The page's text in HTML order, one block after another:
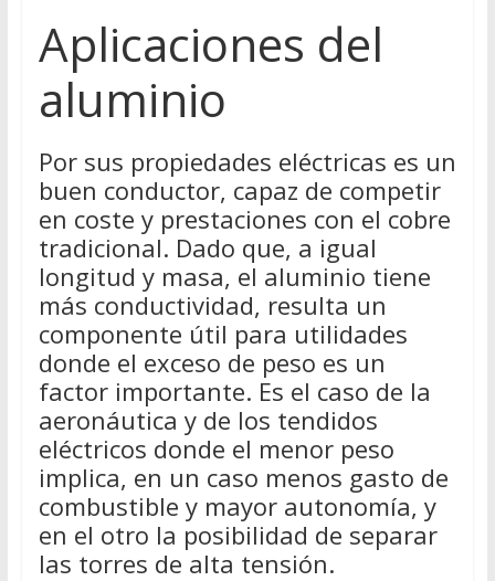
Aplicaciones del
aluminio
Por sus propiedades eléctricas es un
buen conductor, capaz de competir
en coste y prestaciones con el cobre
tradicional. Dado que, a igual
longitud y masa, el aluminio tiene
más conductividad, resulta un
componente útil para utilidades
donde el exceso de peso es un
factor importante. Es el caso de la
aeronáutica y de los tendidos
eléctricos donde el menor peso
implica, en un caso menos gasto de
combustible y mayor autonomía, y
en el otro la posibilidad de separar
las torres de alta tensión.